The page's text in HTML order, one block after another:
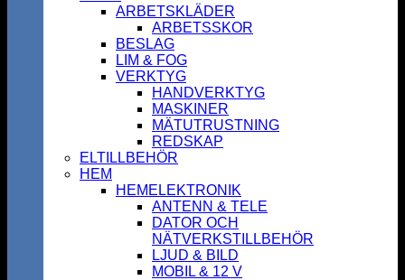
ARBETSKLÄDER
ARBETSSKOR
BESLAG
LIM & FOG
VERKTYG
HANDVERKTYG
MASKINER
MÄTUTRUSTNING
REDSKAP
ELTILLBEHÖR
HEM
HEMELEKTRONIK
ANTENN & TELE
DATOR OCH
NÄTVERKSTILLBEHÖR
LJUD & BILD
MOBIL & 12 V